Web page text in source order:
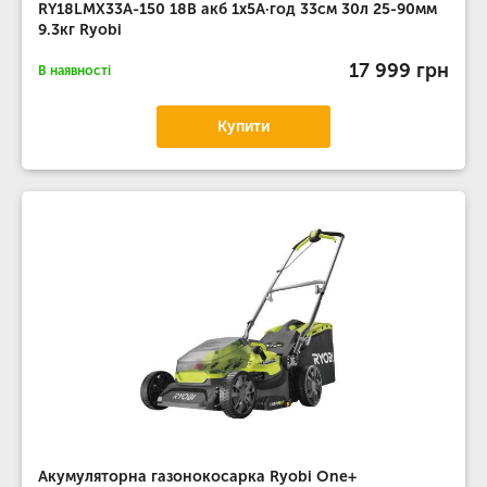
RY18LMX33A-150 18В акб 1х5А·год 33см 30л 25-90мм
9.3кг Ryobi
В наявності 17 999 грн
Купити
Акумуляторна газонокосарка Ryobi One+